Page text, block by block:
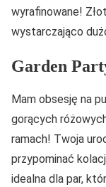
wyrafinowane!
wystarczająco
Garden
Mam obsesję na
gorących
ramach! Twoja
przypominać
idealna dla par,